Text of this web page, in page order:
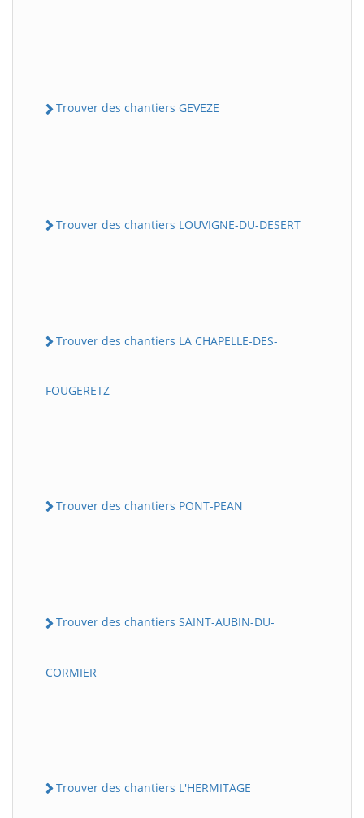
Trouver des chantiers GEVEZE
Trouver des chantiers LOUVIGNE-DU-DESERT
Trouver des chantiers LA CHAPELLE-DES-
FOUGERETZ
Trouver des chantiers PONT-PEAN
Trouver des chantiers SAINT-AUBIN-DU-
CORMIER
Trouver des chantiers L'HERMITAGE